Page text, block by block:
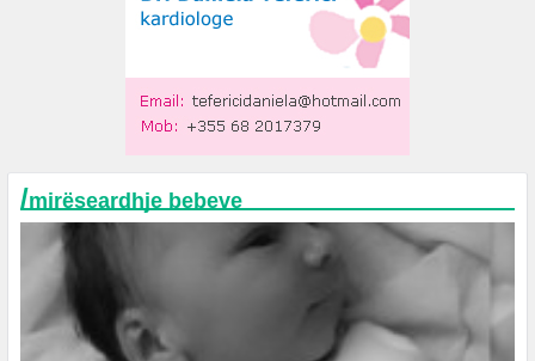
/mirëseardhje bebeve